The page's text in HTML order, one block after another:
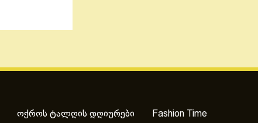
ოქროს ტალღის დღიურები Fashion Time